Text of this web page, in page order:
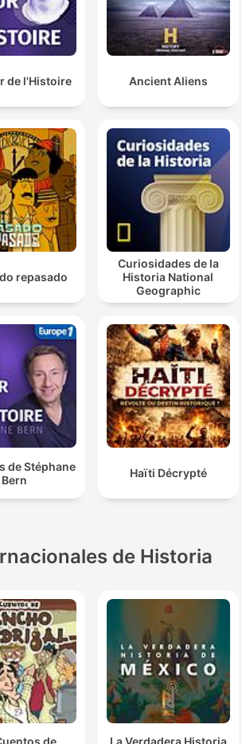
concernant sa propre identité.
de l'Histoire Ancient Aliens
repasado
Curiosidades de la
Historia National
Geographic
de Stéphane
Bern
Haïti Décrypté
de Historia